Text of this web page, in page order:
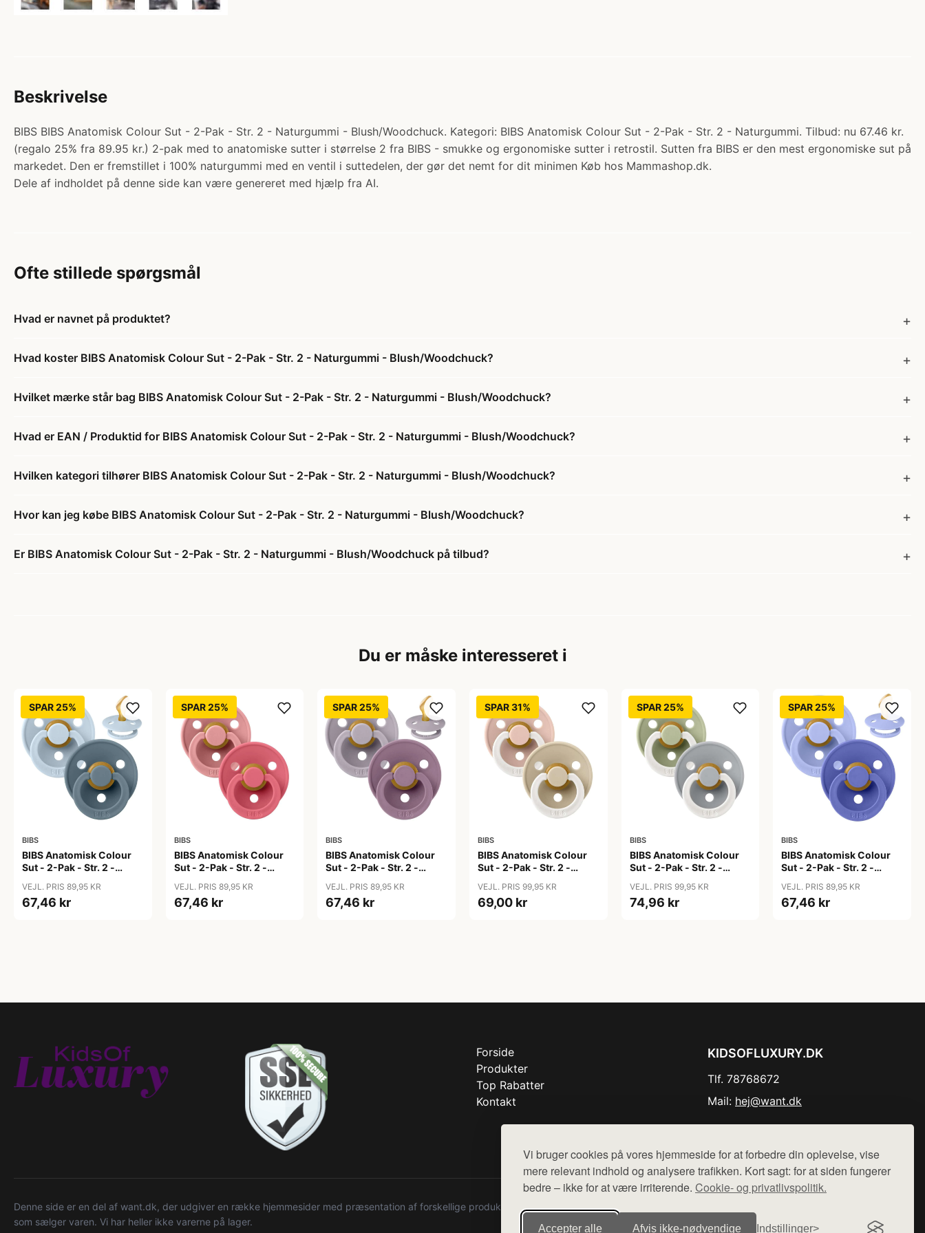
Vi bruger cookies på vores hjemmeside for at forbedre din oplevelse, vise
mere relevant indhold og analysere trafikken. Kort sagt: for at siden fungerer
bedre – ikke for at være irriterende. Cookie- og privatlivspolitik.
Accepter alle Afvis ikke‑nødvendige Indstillinger
Beskrivelse
BIBS BIBS Anatomisk Colour Sut - 2-Pak - Str. 2 - Naturgummi - Blush/Woodchuck. Kategori: BIBS Anatomisk Colour Sut - 2-Pak - Str. 2 - Naturgummi. Tilbud: nu 67.46 kr.
(regalo 25% fra 89.95 kr.) 2-pak med to anatomiske sutter i størrelse 2 fra BIBS - smukke og ergonomiske sutter i retrostil. Sutten fra BIBS er den mest ergonomiske sut på
markedet. Den er fremstillet i 100% naturgummi med en ventil i suttedelen, der gør det nemt for dit minimen Køb hos Mammashop.dk.
Dele af indholdet på denne side kan være genereret med hjælp fra AI.
Ofte stillede spørgsmål
Hvad er navnet på produktet?
Hvad koster BIBS Anatomisk Colour Sut - 2-Pak - Str. 2 - Naturgummi - Blush/Woodchuck?
Hvilket mærke står bag BIBS Anatomisk Colour Sut - 2-Pak - Str. 2 - Naturgummi - Blush/Woodchuck?
Hvad er EAN / Produktid for BIBS Anatomisk Colour Sut - 2-Pak - Str. 2 - Naturgummi - Blush/Woodchuck?
Hvilken kategori tilhører BIBS Anatomisk Colour Sut - 2-Pak - Str. 2 - Naturgummi - Blush/Woodchuck?
Hvor kan jeg købe BIBS Anatomisk Colour Sut - 2-Pak - Str. 2 - Naturgummi - Blush/Woodchuck?
Er BIBS Anatomisk Colour Sut - 2-Pak - Str. 2 - Naturgummi - Blush/Woodchuck på tilbud?
Du er måske interesseret i
SPAR 25%
BIBS
BIBS Anatomisk Colour
Sut - 2-Pak - Str. 2 -
Blue/Petrol
VEJL. PRIS 89,95 KR
67,46 kr
SPAR 25%
BIBS
BIBS Anatomisk Colour
Sut - 2-Pak - Str. 2 -
Pink/Coral
VEJL. PRIS 89,95 KR
67,46 kr
SPAR 25%
BIBS
BIBS Anatomisk Colour
Sut - 2-Pak - Str. 2 -
Grey/Mauve
VEJL. PRIS 89,95 KR
67,46 kr
SPAR 31%
BIBS
BIBS Anatomisk Colour
Sut - 2-Pak - Str. 2 -
Blush/Vanilla
VEJL. PRIS 99,95 KR
69,00 kr
SPAR 25%
BIBS
BIBS Anatomisk Colour
Sut - 2-Pak - Str. 2 -
Sage/Cloud
VEJL. PRIS 99,95 KR
74,96 kr
SPAR 25%
BIBS
BIBS Anatomisk Colour
Sut - 2-Pak - Str. 2 -
Hush/Grape
VEJL. PRIS 89,95 KR
67,46 kr
Forside
Produkter
Top Rabatter
Kontakt
KIDSOFLUXURY.DK
Tlf. 78768672
Mail: hej@want.dk
Denne side er en del af want.dk, der udgiver en række hjemmesider med præsentation af forskellige produkter fra diverse webshops. Der sælges ikke varer fra denne side - vi henviser til de shops,
som sælger varen. Vi har heller ikke varerne på lager.